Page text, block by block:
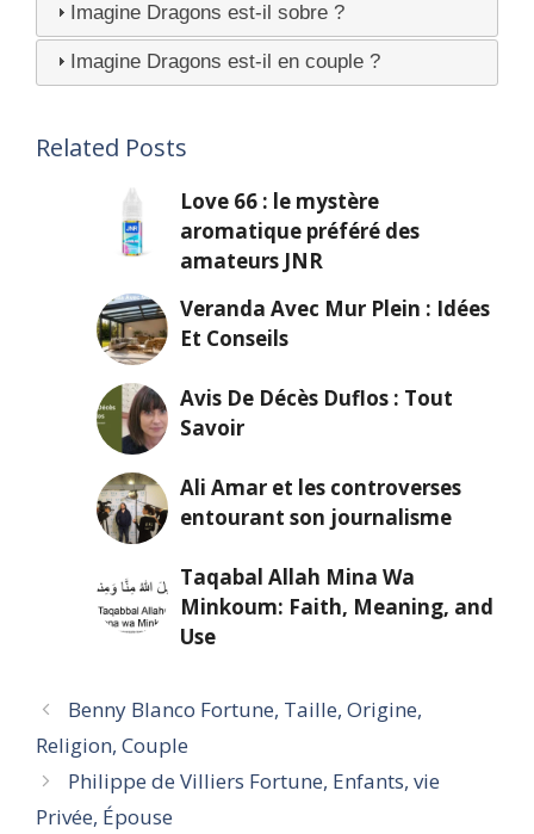
Imagine Dragons est-il sobre ?
Imagine Dragons est-il en couple ?
Related Posts
Love 66 : le mystère
aromatique préféré des
amateurs JNR
Veranda Avec Mur Plein : Idées
Et Conseils
Avis De Décès Duflos : Tout
Savoir
Ali Amar et les controverses
entourant son journalisme
Taqabal Allah Mina Wa
Minkoum: Faith, Meaning, and
Use
Benny Blanco Fortune, Taille, Origine,
Religion, Couple
Philippe de Villiers Fortune, Enfants, vie
Privée, Épouse